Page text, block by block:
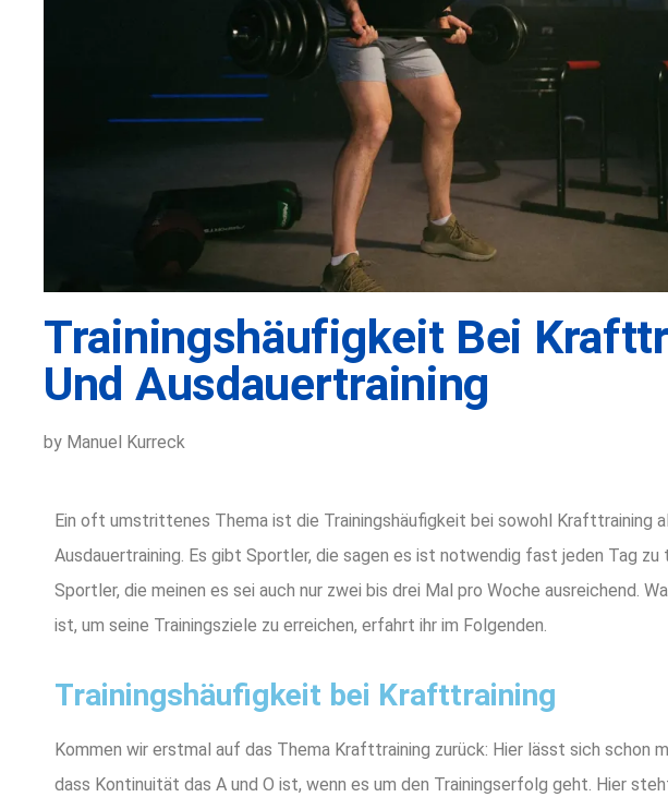
Trainingshäufigkeit Bei
Und Ausdauertraining
by Manuel Kurreck
Ein oft umstrittenes Thema ist die Trainingshäufigkeit bei sowohl Krafttraining
Ausdauertraining. Es gibt Sportler, die sagen es ist notwendig fast jeden Tag zu
Sportler, die meinen es sei auch nur zwei bis drei Mal pro Woche ausreichend.
ist, um seine Trainingsziele zu erreichen, erfahrt ihr im Folgenden.
Trainingshäufigkeit bei Krafttraining
Kommen wir erstmal auf das Thema Krafttraining zurück: Hier lässt sich schon
dass Kontinuität das A und O ist, wenn es um den Trainingserfolg geht. Hier